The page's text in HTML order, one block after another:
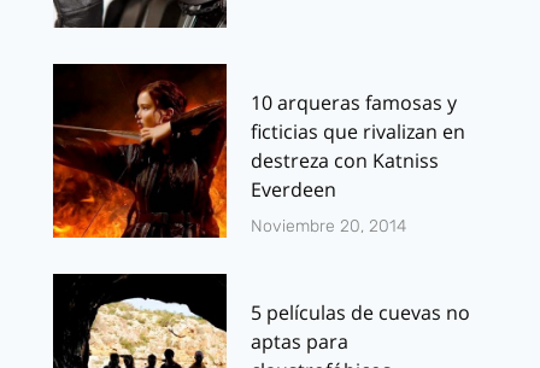
10 arqueras famosas y
ficticias que rivalizan en
destreza con Katniss
Everdeen
Noviembre 20, 2014
5 películas de cuevas no
aptas para